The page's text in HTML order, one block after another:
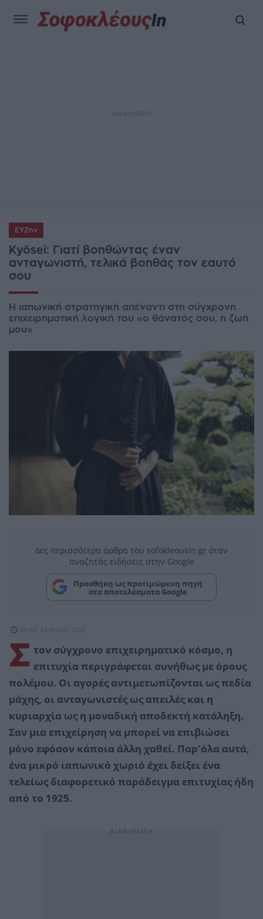
ΕΥΖην
Kyōsei: Γιατί βοηθώντας έναν
ανταγωνιστή, τελικά βοηθάς τον εαυτό
σου
Η ιαπωνική στρατηγική απέναντι στη σύγχρονη
επιχειρηματική λογική του «ο θάνατός σου, η ζωή
μου»
Δες περισσότερα άρθρα του sofokleousin.gr όταν
αναζητάς ειδήσεις στην Google
Προσθήκη ως προτιμώμενη πηγή
στα αποτελέσματα Google
08:53, 24 Μαΐου 2026
Σ τον σύγχρονο επιχειρηματικό κόσμο, η
επιτυχία περιγράφεται συνήθως με όρους
πολέμου. Οι αγορές αντιμετωπίζονται ως πεδία
μάχης, οι ανταγωνιστές ως απειλές και η
κυριαρχία ως η μοναδική αποδεκτή κατάληξη.
Σαν μια επιχείρηση να μπορεί να επιβιώσει
μόνο εφόσον κάποια άλλη χαθεί. Παρ'όλα αυτά,
ένα μικρό ιαπωνικό χωριό έχει δείξει ένα
τελείως διαφορετικό παράδειγμα επιτυχίας ήδη
από το 1925.